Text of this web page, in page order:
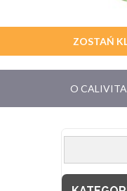
ZOSTAŃ
O CALIVITA